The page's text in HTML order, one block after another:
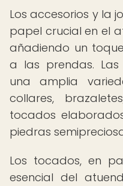
Los accesorios y la
papel crucial en el
añadiendo un
a las prendas. Las
una amplia
collares,
tocados
piedras
Los tocados, en
esencial del